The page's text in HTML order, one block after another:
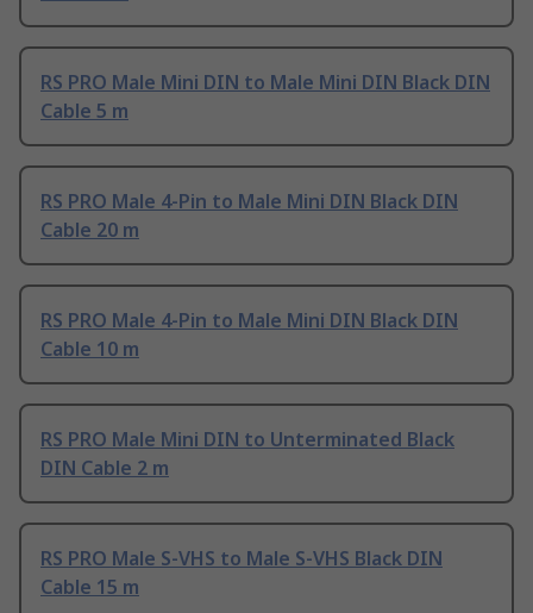
RS PRO Male Mini DIN to Male Mini DIN Black DIN
Cable 5 m
RS PRO Male 4-Pin to Male Mini DIN Black DIN
Cable 20 m
RS PRO Male 4-Pin to Male Mini DIN Black DIN
Cable 10 m
RS PRO Male Mini DIN to Unterminated Black
DIN Cable 2 m
RS PRO Male S-VHS to Male S-VHS Black DIN
Cable 15 m